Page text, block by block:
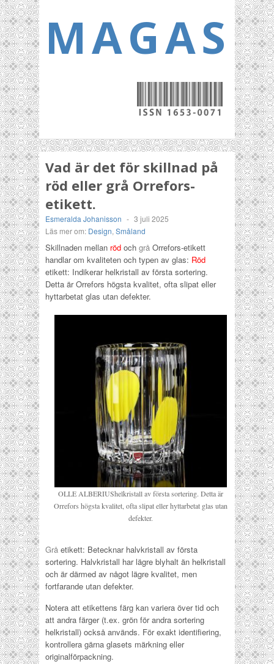
Vad är det för skillnad på
röd eller grå Orrefors-
etikett.
Esmeralda Johanisson - 3 juli 2025
Läs mer om: Design, Småland
Skillnaden mellan röd och grå Orrefors-etikett
handlar om kvaliteten och typen av glas: Röd
etikett: Indikerar helkristall av första sortering.
Detta är Orrefors högsta kvalitet, ofta slipat eller
hyttarbetat glas utan defekter.
OLLE ALBERIUShelkristall av första sortering. Detta är
Orrefors högsta kvalitet, ofta slipat eller hyttarbetat glas utan
defekter.
Grå etikett: Betecknar halvkristall av första
sortering. Halvkristall har lägre blyhalt än helkristall
och är därmed av något lägre kvalitet, men
fortfarande utan defekter.
Notera att etikettens färg kan variera över tid och
att andra färger (t.ex. grön för andra sortering
helkristall) också används. För exakt identifiering,
kontrollera gärna glasets märkning eller
originalförpackning.